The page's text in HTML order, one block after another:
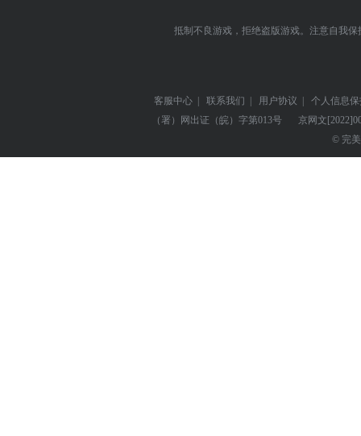
抵制不良游戏，拒绝盗版游戏。注意自我
客服中心 | 联系我们 | 用户协议 |
个人信息
（署）网出证（皖）字第013号
京网文
© 完美